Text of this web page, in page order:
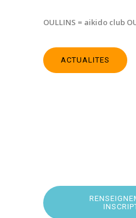
OULLINS = aikido club
ACTUALITES